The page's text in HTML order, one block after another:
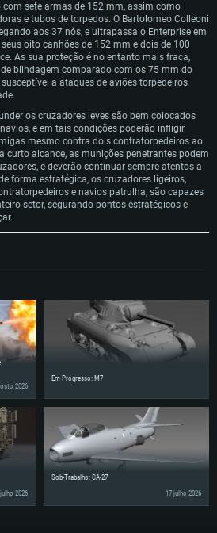
sete armas de 152 mm, assim como
e tubos de torpedos. O Bartolomeo Colleoni
aos 37 nós, e ultrapassa o Enterprise em
oito canhões de 152 mm e dois de 100
As sua proteção é no entanto mais fraca,
blindagem comparado com os 75 mm do
a ataques de aviões torpedeiros
os cruzadores leves são bem colocados
e em tais condições poderão infligir
mesmo contra dois contratorpedeiros ao
curto alcance, as munições penetrantes podem
e deverão continuar sempre atentos a
forma estratégica, os cruzadores ligeiros,
e navios patrulha, são capazes
setor, segurando pontos estratégicos e
2026
Em Progresso: M7
2026
Sob-Trabalho: CA-27
17 julho 2026